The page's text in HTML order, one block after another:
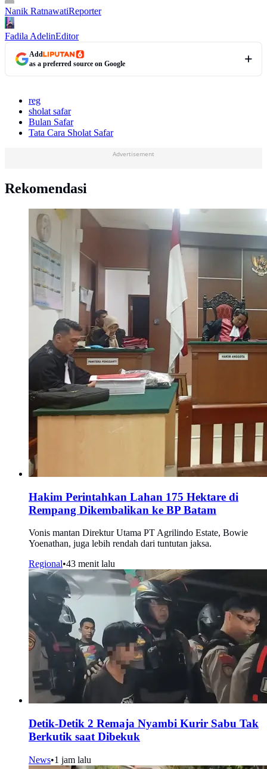
Nanik RatnawatiReporter
Fadila AdelinEditor
Add
as a preferred source on Google
reg
sholat safar
Bulan Safar
Tata Cara Sholat Safar
Advertisement
Rekomendasi
Hakim Perintahkan Lahan 175 Hektare di
Rempang Dikembalikan ke BP Batam
Vonis mantan Direktur Utama PT Agrilindo Estate, Bowie
Yoenathan, juga lebih rendah dari tuntutan jaksa.
Regional•43 menit lalu
Detik-Detik 2 Remaja Nyambi Kurir Sabu Tak
Berkutik saat Dibekuk
News•1 jam lalu